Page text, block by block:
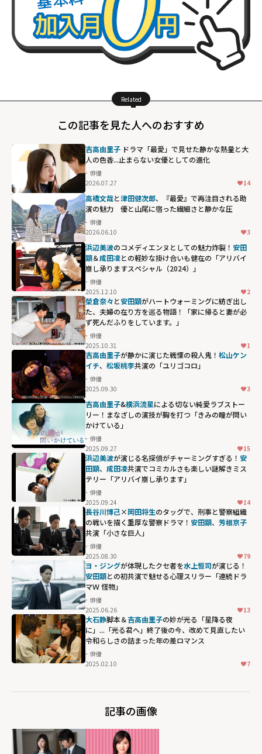
Related
この記事を見た人へのおすすめ
吉高由里子 ドラマ「最愛」で見せた静かな熱量と大
人の色香...止まらない女優としての進化
俳優
2026.07.27
14
高橋文哉と津田健次郎、『最愛』で再注目される助
演の魅力 優と山尾に宿った繊細さと静かな圧
俳優
2026.06.10
3
浜辺美波のコメディエンヌとしての魅力炸裂！ 安田
顕＆成田凌との軽妙な掛け合いも健在の「アリバイ
崩し承りますスペシャル（2024）」
俳優
2025.12.10
2
榮倉奈々と安田顕がハートウォーミングに紡ぎ出し
た、夫婦の在り方を巡る物語！「家に帰ると妻が必
ず死んだふりをしています。」
俳優
2025.10.31
1
吉高由里子が静かに演じた戦慄の殺人鬼！ 松山ケン
イチ、 松坂桃李共演の「ユリゴコロ」
俳優
2025.09.30
3
吉高由里子&横浜流星による切ない純愛ラブストー
リー！まなざしの演技が胸を打つ「きみの瞳が問い
かけている」
俳優
2025.09.27
15
浜辺美波が演じる名探偵がチャーミングすぎる！ 安
田顕、 成田凌共演でコミカルさも楽しい謎解きミス
テリー「アリバイ崩し承ります」
俳優
2025.09.24
14
長谷川博己×岡田将生のタッグで、刑事と警察組織
の戦いを描く重厚な警察ドラマ！ 安田顕、 芳根京子
共演「小さな巨人」
俳優
2025.08.30
79
ヨ・ジングが体現したクセ者を水上恒司が演じる！
安田顕との初共演で魅せる⼼理スリラー「連続ドラ
マＷ 怪物」
俳優
2025.06.26
13
大石静脚本＆吉高由里子の妙が光る「星降る夜
に」...「光る君へ」終了後の今、改めて見直したい
令和らしさの詰まった年の差ロマンス
俳優
2025.02.10
7
記事の画像